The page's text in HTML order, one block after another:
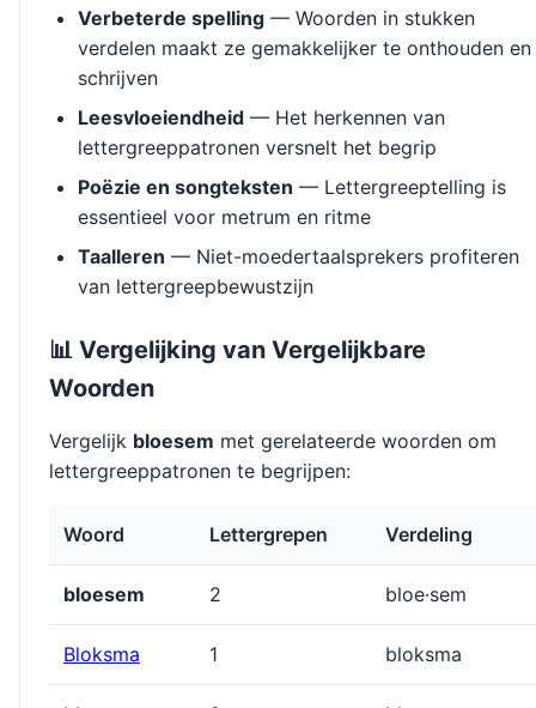
Verbeterde spelling — Woorden in stukken
verdelen maakt ze gemakkelijker te onthouden en
schrijven
Leesvloeiendheid — Het herkennen van
lettergreeppatronen versnelt het begrip
Poëzie en songteksten — Lettergreeptelling is
essentieel voor metrum en ritme
Taalleren — Niet-moedertaalsprekers profiteren
van lettergreepbewustzijn
📊 Vergelijking van Vergelijkbare
Woorden
Vergelijk bloesem met gerelateerde woorden om
lettergreeppatronen te begrijpen:
Woord Lettergrepen Verdeling
bloesem 2 bloe·sem
Bloksma 1 bloksma